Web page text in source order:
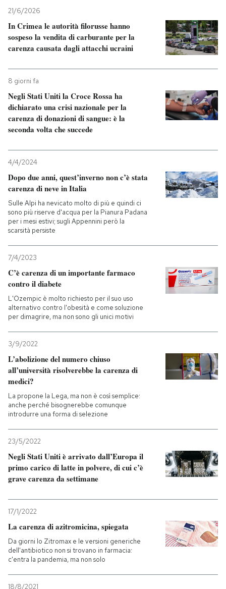
21/6/2026
In Crimea le autorità filorusse hanno
sospeso la vendita di carburante per la
carenza causata dagli attacchi ucraini
8 giorni fa
Negli Stati Uniti la Croce Rossa ha
dichiarato una crisi nazionale per la
carenza di donazioni di sangue: è la
seconda volta che succede
4/4/2024
Dopo due anni, quest’inverno non c’è stata
carenza di neve in Italia
Sulle Alpi ha nevicato molto di più e quindi ci
sono più riserve d'acqua per la Pianura Padana
per i mesi estivi; sugli Appennini però la
scarsità persiste
7/4/2023
C’è carenza di un importante farmaco
contro il diabete
L'Ozempic è molto richiesto per il suo uso
alternativo contro l'obesità e come soluzione
per dimagrire, ma non sono gli unici motivi
3/9/2022
L’abolizione del numero chiuso
all’università risolverebbe la carenza di
medici?
La propone la Lega, ma non è così semplice:
anche perché bisognerebbe comunque
introdurre una forma di selezione
23/5/2022
Negli Stati Uniti è arrivato dall’Europa il
primo carico di latte in polvere, di cui c’è
grave carenza da settimane
17/1/2022
La carenza di azitromicina, spiegata
Da giorni lo Zitromax e le versioni generiche
dell'antibiotico non si trovano in farmacia:
c'entra la pandemia, ma non solo
18/8/2021